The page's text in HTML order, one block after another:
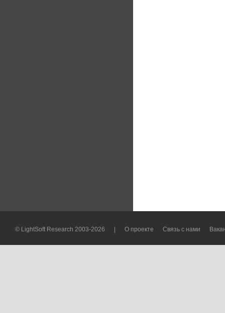
© LightSoft Research 2003-2026 О проекте Связь с нами